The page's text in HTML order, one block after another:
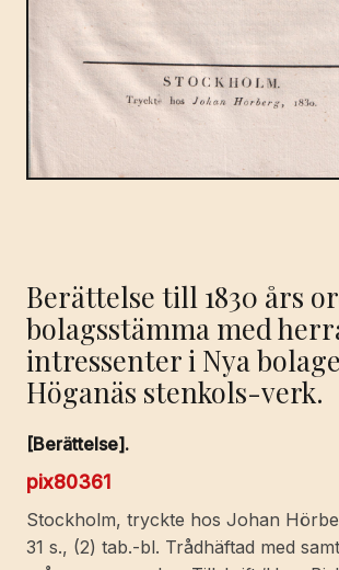
Berättelse till 1830 års
bolagsstämma med
intressenter i Nya
Höganäs stenkols-verk.
[Berättelse].
pix80361
Stockholm, tryckte hos Johan
31 s., (2) tab.-bl. Trådhäftad med